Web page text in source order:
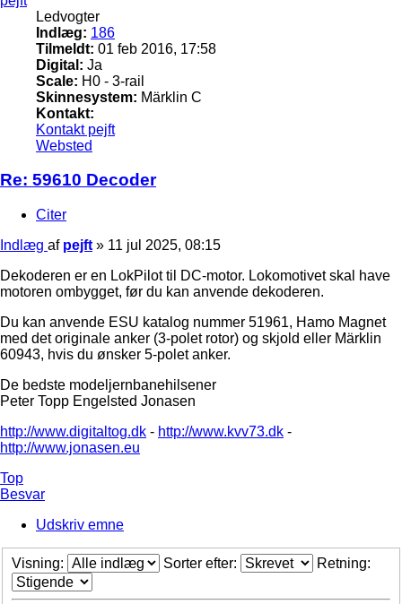
Ledvogter
Indlæg: 186
Tilmeldt: 01 feb 2016, 17:58
Digital: Ja
Scale: H0 - 3-rail
Skinnesystem: Märklin C
Kontakt:
Kontakt pejft
Websted
Re: 59610 Decoder
Citer
Indlæg af pejft » 11 jul 2025, 08:15
Dekoderen er en LokPilot til DC-motor. Lokomotivet skal have
motoren ombygget, før du kan anvende dekoderen.
Du kan anvende ESU katalog nummer 51961, Hamo Magnet
med det originale anker (3-polet rotor) og skjold eller Märklin
60943, hvis du ønsker 5-polet anker.
De bedste modeljernbanehilsener
Peter Topp Engelsted Jonasen
http://www.digitaltog.dk - http://www.kvv73.dk -
http://www.jonasen.eu
Top
Besvar
Udskriv emne
Visning: Sorter efter: Retning: